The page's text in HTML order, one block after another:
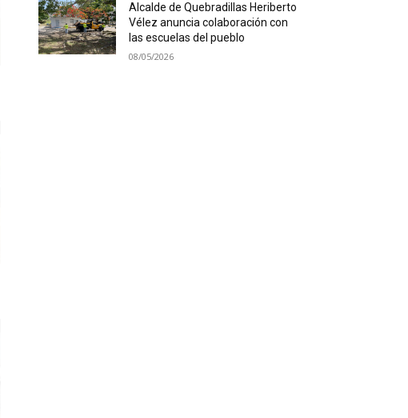
Alcalde de Quebradillas Heriberto
Vélez anuncia colaboración con
las escuelas del pueblo
08/05/2026